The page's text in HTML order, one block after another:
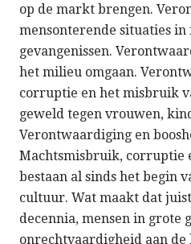
op de markt brengen.
mensonterende situaties
gevangenissen.
het milieu omgaan.
corruptie en het misbruik
geweld tegen vrouwen,
Verontwaardiging en
Machtsmisbruik, corruptie
bestaan al sinds het begin
cultuur. Wat maakt dat
decennia, mensen in grote
onrechtvaardigheid aan de